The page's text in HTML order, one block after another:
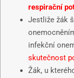
respirační
Jestliže žák
infekční
skutečnost
Žák, u